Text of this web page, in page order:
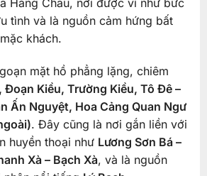
tình và là nguồn cảm hứng bất
khách.
mặt hồ phẳng lặng, chiêm
Đoạn Kiều, Trường Kiều, Tô Đê –
Ấn Nguyệt, Hoa Cảng Quan Ngư
. Đây cũng là nơi gắn liền với
huyền thoại như Lương Sơn Bá –
Xà – Bạch Xà, và là nguồn